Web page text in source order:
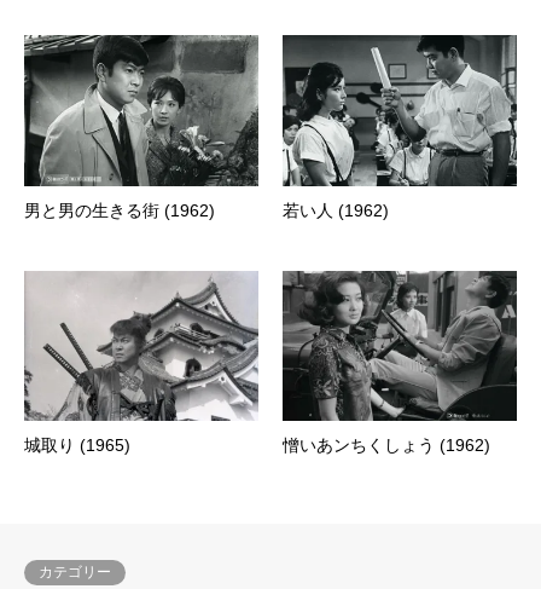
男と男の生きる街 (1962) 若い人 (1962)
城取り (1965) 憎いあンちくしょう (1962)
カテゴリー